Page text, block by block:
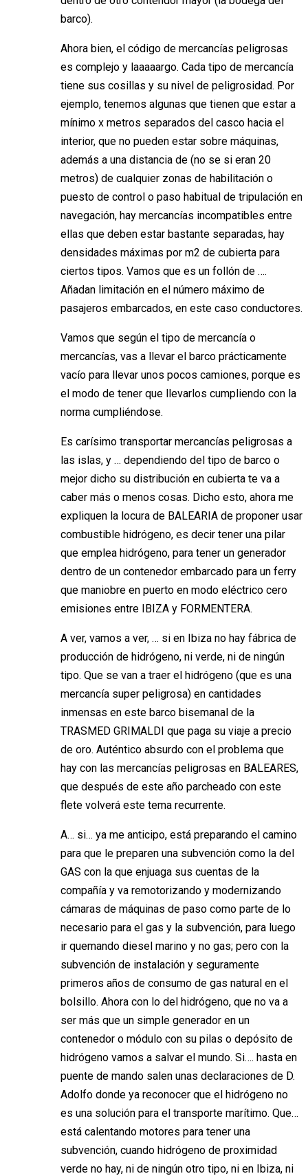
barco).
Ahora bien, el código de mercancías peligrosas
es complejo y laaaaargo. Cada tipo de mercancía
tiene sus cosillas y su nivel de peligrosidad. Por
ejemplo, tenemos algunas que tienen que estar a
mínimo x metros separados del casco hacia el
interior, que no pueden estar sobre máquinas,
además a una distancia de (no se si eran 20
metros) de cualquier zonas de habilitación o
puesto de control o paso habitual de tripulación en
navegación, hay mercancías incompatibles entre
ellas que deben estar bastante separadas, hay
densidades máximas por m2 de cubierta para
ciertos tipos. Vamos que es un follón de ….
Añadan limitación en el número máximo de
pasajeros embarcados, en este caso conductores.
Vamos que según el tipo de mercancía o
mercancías, vas a llevar el barco prácticamente
vacío para llevar unos pocos camiones, porque es
el modo de tener que llevarlos cumpliendo con la
norma cumpliéndose.
Es carísimo transportar mercancías peligrosas a
las islas, y … dependiendo del tipo de barco o
mejor dicho su distribución en cubierta te va a
caber más o menos cosas. Dicho esto, ahora me
expliquen la locura de BALEARIA de proponer usar
combustible hidrógeno, es decir tener una pilar
que emplea hidrógeno, para tener un generador
dentro de un contenedor embarcado para un ferry
que maniobre en puerto en modo eléctrico cero
emisiones entre IBIZA y FORMENTERA.
A ver, vamos a ver, … si en Ibiza no hay fábrica de
producción de hidrógeno, ni verde, ni de ningún
tipo. Que se van a traer el hidrógeno (que es una
mercancía super peligrosa) en cantidades
inmensas en este barco bisemanal de la
TRASMED GRIMALDI que paga su viaje a precio
de oro. Auténtico absurdo con el problema que
hay con las mercancías peligrosas en BALEARES,
que después de este año parcheado con este
flete volverá este tema recurrente.
A… si… ya me anticipo, está preparando el camino
para que le preparen una subvención como la del
GAS con la que enjuaga sus cuentas de la
compañía y va remotorizando y modernizando
cámaras de máquinas de paso como parte de lo
necesario para el gas y la subvención, para luego
ir quemando diesel marino y no gas; pero con la
subvención de instalación y seguramente
primeros años de consumo de gas natural en el
bolsillo. Ahora con lo del hidrógeno, que no va a
ser más que un simple generador en un
contenedor o módulo con su pilas o depósito de
hidrógeno vamos a salvar el mundo. Si…. hasta en
puente de mando salen unas declaraciones de D.
Adolfo donde ya reconocer que el hidrógeno no
es una solución para el transporte marítimo. Que…
está calentando motores para tener una
subvención, cuando hidrógeno de proximidad
verde no hay, ni de ningún otro tipo, ni en Ibiza, ni